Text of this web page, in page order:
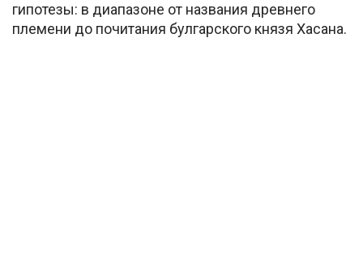
гипотезы: в диапазоне от названия древнего
племени до почитания булгарского князя Хасана.